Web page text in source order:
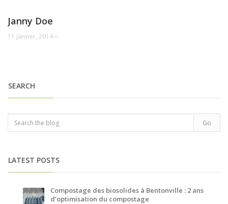
Janny Doe
11 janvier, 2014—
SEARCH
LATEST POSTS
Compostage des biosolides à Bentonville : 2 ans
d’optimisation du compostage